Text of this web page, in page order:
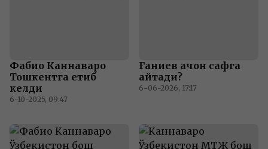
Фабио Каннаваро
Тошкентга етиб
келди
6-10-2025, 09:47
Ғаниев қачон сафга
қайтади?
6-06-2026, 17:17